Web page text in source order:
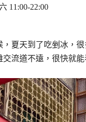
11:00-22:00
夏天到了吃剉冰，
流道不遠，很快就能